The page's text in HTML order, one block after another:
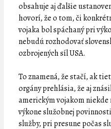
obsahuje aj ďalšie
hovorí, že o tom, či
vojaka bol spáchaný pri
nebudú rozhodovať
ozbrojených síl USA.
To znamená, že stačí, ak
orgány prehlásia, že aj
americkým vojakom
výkone služobnej
služby, pri presune počas